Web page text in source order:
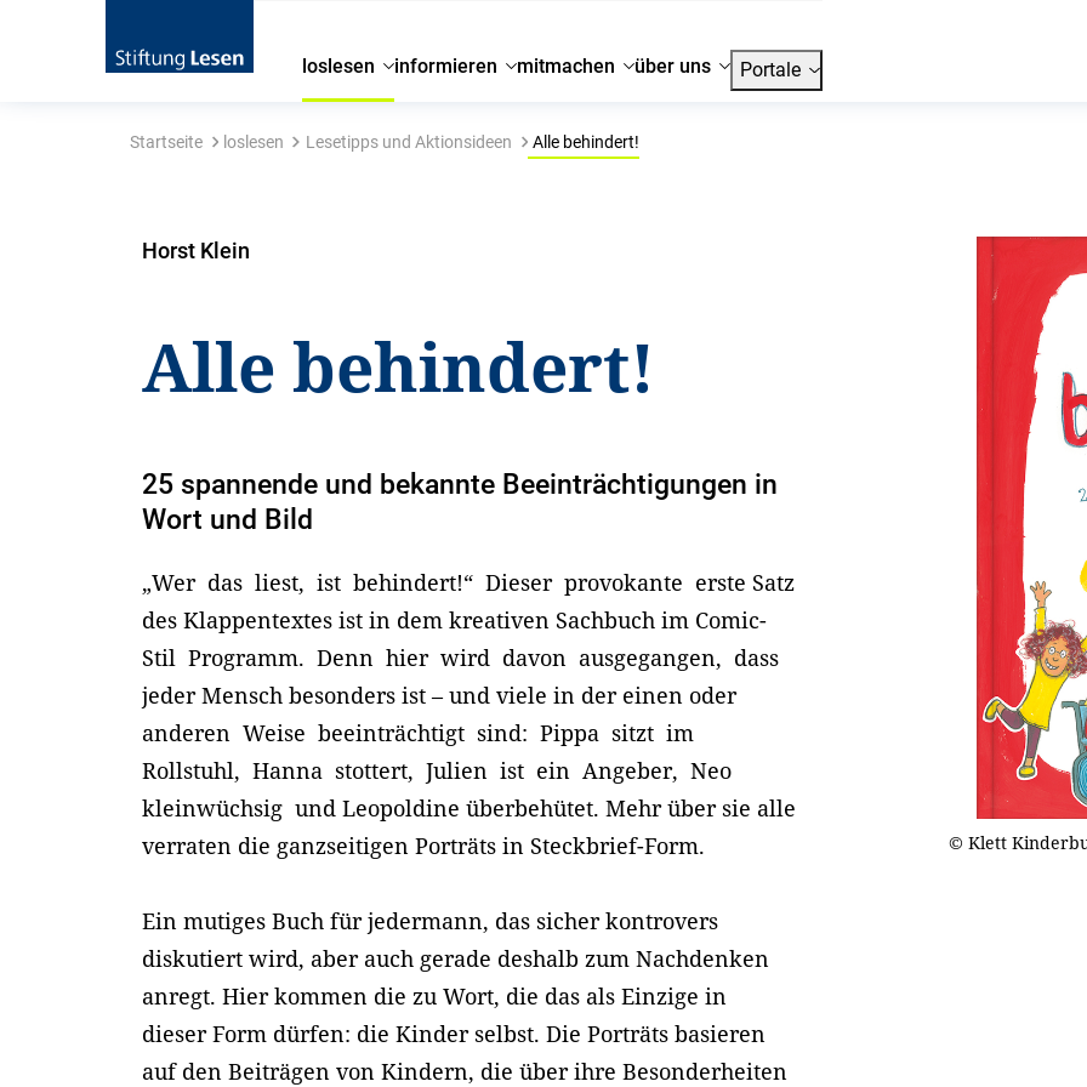
loslesen informieren mitmachen über uns Portale
Startseite loslesen Lesetipps und Aktionsideen Alle behindert!
Horst Klein
Alle behindert!
25 spannende und bekannte Beeinträchtigungen in
Wort und Bild
„Wer das liest, ist behindert!“ Dieser provokante erste Satz
des Klappentextes ist in dem kreativen Sachbuch im Comic-
Stil Programm. Denn hier wird davon ausgegangen, dass
jeder Mensch besonders ist – und viele in der einen oder
anderen Weise beeinträchtigt sind: Pippa sitzt im
Rollstuhl, Hanna stottert, Julien ist ein Angeber, Neo
kleinwüchsig und Leopoldine überbehütet. Mehr über sie alle
verraten die ganzseitigen Porträts in Steckbrief-Form.
Ein mutiges Buch für jedermann, das sicher kontrovers
diskutiert wird, aber auch gerade deshalb zum Nachdenken
anregt. Hier kommen die zu Wort, die das als Einzige in
dieser Form dürfen: die Kinder selbst. Die Porträts basieren
auf den Beiträgen von Kindern, die über ihre Besonderheiten
© Klett